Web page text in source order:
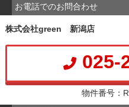
お電話でのお問合わせ
株式会社green 新潟店
025-
物件番号：